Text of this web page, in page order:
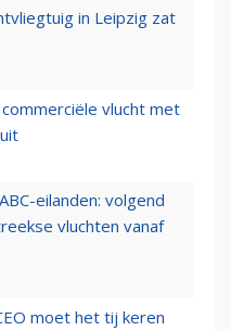
in Leipzig zat
vlucht met
eilanden: volgend
vluchten vanaf
moet het tij keren